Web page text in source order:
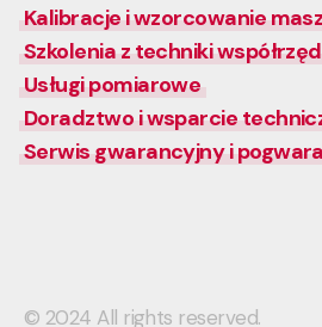
Kalibracje i wzorcowanie
Szkolenia z techniki
Usługi pomiarowe
Doradztwo i wsparcie
Serwis gwarancyjny i
© 2024 All rights reserved.